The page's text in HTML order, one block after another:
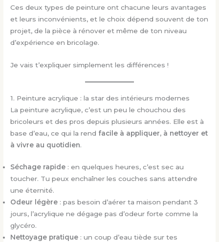
Ces deux types de peinture ont chacune leurs avantages
et leurs inconvénients, et le choix dépend souvent de ton
projet, de la pièce à rénover et même de ton niveau
d’expérience en bricolage.
Je vais t’expliquer simplement les différences !
1. Peinture acrylique : la star des intérieurs modernes
La peinture acrylique, c’est un peu le chouchou des
bricoleurs et des pros depuis plusieurs années. Elle est à
base d’eau, ce qui la rend facile à appliquer, à nettoyer et
à vivre au quotidien.
Séchage rapide : en quelques heures, c’est sec au
toucher. Tu peux enchaîner les couches sans attendre
une éternité.
Odeur légère : pas besoin d’aérer ta maison pendant 3
jours, l’acrylique ne dégage pas d’odeur forte comme la
glycéro.
Nettoyage pratique : un coup d’eau tiède sur tes